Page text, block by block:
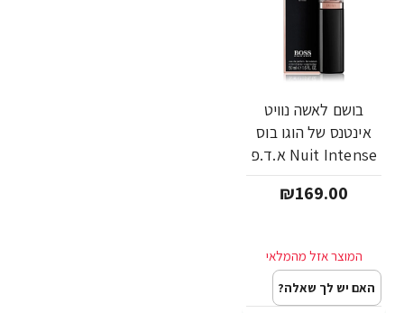
בושם לאשה נוויט
אינטנס של הוגו בוס
Nuit Intense א.ד.פ
50 מ"ל - מבית Hugo
Boss
₪169.00
האם יש לך שאלה?